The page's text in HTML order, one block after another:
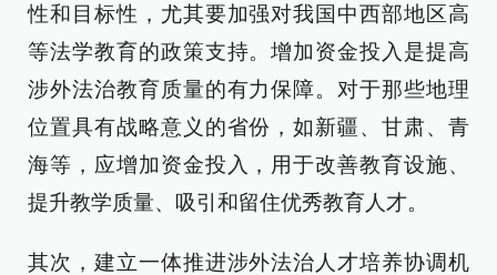
性和目标性，尤其要加强对我国中西部地区高
等法学教育的政策支持。增加资金投入是提高
涉外法治教育质量的有力保障。对于那些地理
位置具有战略意义的省份，如新疆、甘肃、青
海等，应增加资金投入，用于改善教育设施、
提升教学质量、吸引和留住优秀教育人才。
其次，建立一体推进涉外法治人才培养协调机